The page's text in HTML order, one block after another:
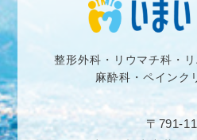
整形外科・リウマチ科・
麻酔科・ペインク
〒791-